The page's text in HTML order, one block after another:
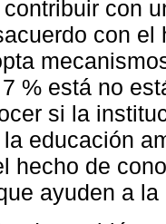
con
con
% está no
si la
educación
hecho de
ayuden a